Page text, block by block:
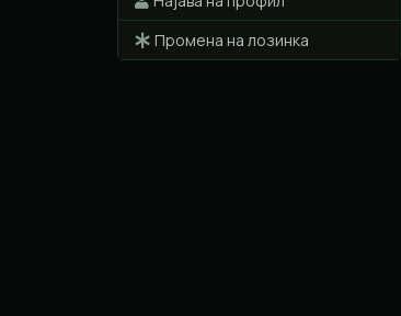
Промена на лозинка